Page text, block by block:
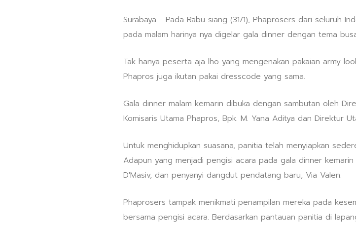
Surabaya - Pada Rabu siang (31/1), Phaprosers dari seluruh
pada malam harinya nya digelar gala dinner dengan tema
Tak hanya peserta aja lho yang mengenakan pakaian army
Phapros juga ikutan pakai dresscode yang sama.
Gala dinner malam kemarin dibuka dengan sambutan oleh
Komisaris Utama Phapros, Bpk. M. Yana Aditya dan Direktur
Untuk menghidupkan suasana, panitia telah menyiapkan
Adapun yang menjadi pengisi acara pada gala dinner
D'Masiv, dan penyanyi dangdut pendatang baru, Via Valen.
Phaprosers tampak menikmati penampilan mereka pada
bersama pengisi acara. Berdasarkan pantauan panitia di